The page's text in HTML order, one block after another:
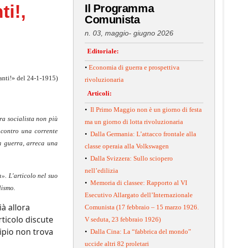
del 24-1-1915)
socialista non più
una corrente
guerra, arreca una
L'articolo nel suo
allora
discute
non trova
Il Programma
Comunista
n. 03, maggio- giugno 2026
Editoriale:
• Economia di guerra e prospettiva
rivoluzionaria
Articoli:
• Il Primo Maggio non è un giorno di festa
ma un giorno di lotta rivoluzionaria
• Dalla Germania: L’attacco frontale alla
classe operaia alla Volkswagen
• Dalla Svizzera: Sullo sciopero
nell’edilizia
• Memoria di classee: Rapporto al VI
Esecutivo Allargato dell’Internazionale
Comunista (17 febbraio – 15 marzo 1926.
V seduta, 23 febbraio 1926)
• Dalla Cina: La “fabbrica del mondo”
uccide altri 82 proletari